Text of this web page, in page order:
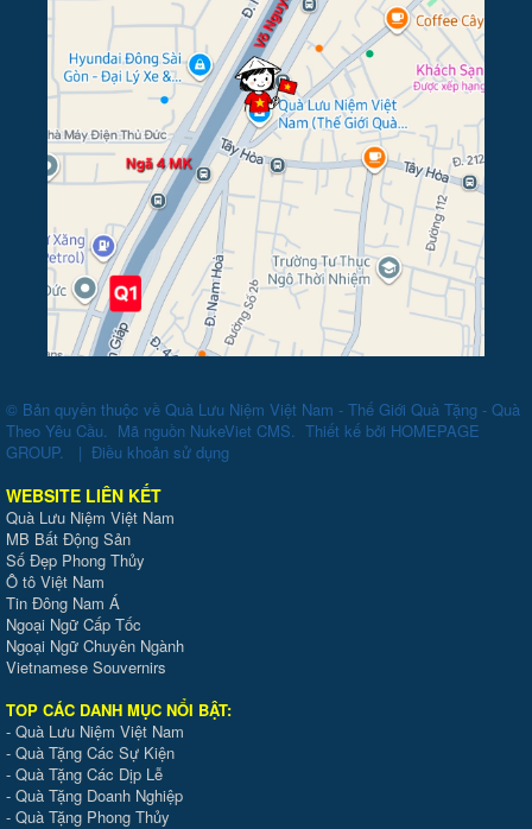
© Bản quyền thuộc về Quà Lưu Niệm Việt Nam - Thế Giới Quà Tặng - Quà
Theo Yêu Cầu. Mã nguồn NukeViet CMS. Thiết kế bởi HOMEPAGE
GROUP. | Điều khoản sử dụng
WEBSITE LIÊN KẾT
Quà Lưu Niệm Việt Nam
MB Bất Động Sản
Số Đẹp Phong Thủy
Ô tô Việt Nam
Tin Đông Nam Á
Ngoại Ngữ Cấp Tốc
Ngoại Ngữ Chuyên Ngành
Vietnamese Souvernirs
TOP CÁC DANH MỤC NỔI BẬT:
- Quà Lưu Niệm Việt Nam
- Quà Tặng Các Sự Kiện
- Quà Tặng Các Dịp Lễ
- Quà Tặng Doanh Nghiệp
- Quà Tặng Phong Thủy